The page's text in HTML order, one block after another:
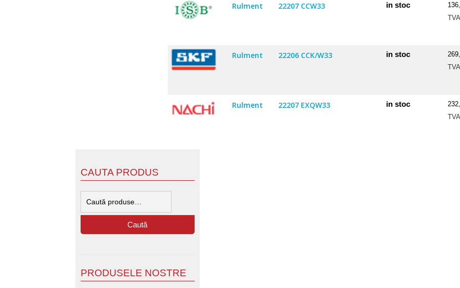
Rulment 22207 CCW33 in stoc
TVA
Rulment 22206 CCK/W33 in stoc
TVA
Rulment 22207 EXQW33 in stoc
TVA
CAUTA PRODUS
Caută
PRODUSELE NOSTRE